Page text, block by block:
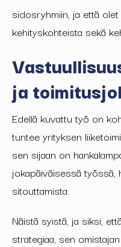
sidosryhmiin, ja että
kehityskohteista sekä
ja
Edellä kuvattu työ on
tuntee yrityksen
sen sijaan on
jokapäiväisessä
sitouttamista.
Näistä syistä, ja siksi,
strategiaa, sen